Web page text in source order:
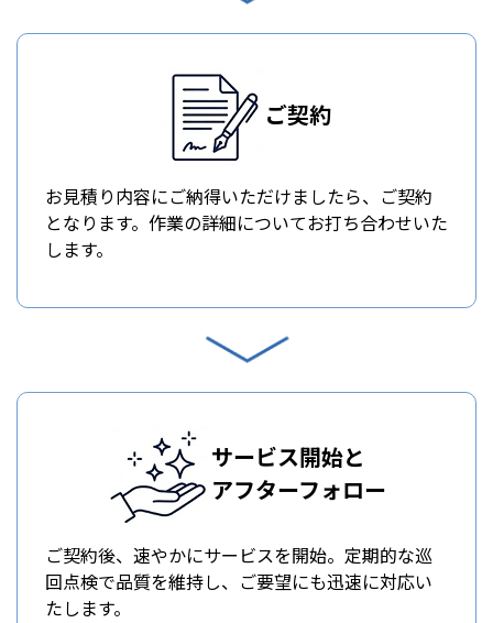
ご契約
お見積り内容にご納得いただけましたら、ご契約
となります。作業の詳細についてお打ち合わせいた
します。
サービス開始と
アフターフォロー
ご契約後、速やかにサービスを開始。定期的な巡
回点検で品質を維持し、ご要望にも迅速に対応い
たします。